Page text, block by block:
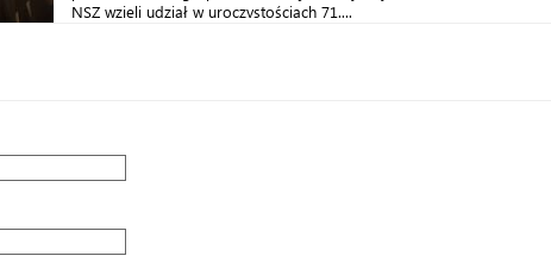
NSZ wzięli udział w uroczystościach 71....